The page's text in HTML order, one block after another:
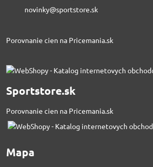
novinky@sportstore.sk
Porovnanie cien na Pricemania.sk
Sportstore.sk
Porovnanie cien na Pricemania.sk
Mapa